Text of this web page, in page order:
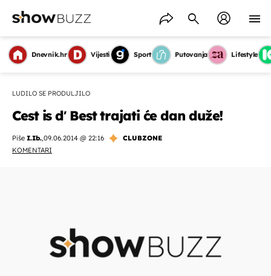
Dnevnik.hr Vijesti Sport Putovanja Lifestyle
LUDILO SE PRODULJILO
Cest is d′ Best trajati će dan duže!
Piše I.Ib.,09.06.2014 @ 22:16
CLUBZONE
KOMENTARI
OMOGUĆI OBAVIJESTI